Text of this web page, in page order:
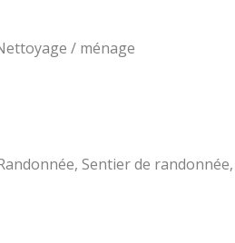
/ ménage
Sentier de